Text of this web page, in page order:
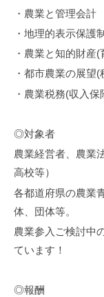
・農業と管理会計
・地理的表示保護
・農業と知的財産
・都市農業の展望
・農業税務(収入
◎対象者
農業経営者、農業
高校等）
各都道府県の農業
体、団体等。
農業参入ご検討中
ています！
◎報酬